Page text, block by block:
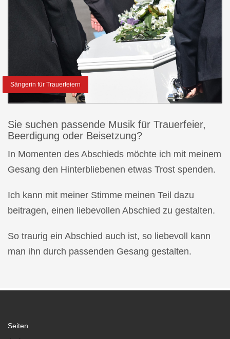
Sängerin für Trauerfeiern
Sie suchen passende Musik für Trauerfeier,
Beerdigung oder Beisetzung?
In Momenten des Abschieds möchte ich mit meinem
Gesang den Hinterbliebenen etwas Trost spenden.
Ich kann mit meiner Stimme meinen Teil dazu
beitragen, einen liebevollen Abschied zu gestalten.
So traurig ein Abschied auch ist, so liebevoll kann
man ihn durch passenden Gesang gestalten.
Seiten